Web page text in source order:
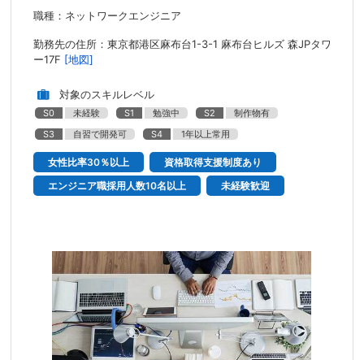
職種：ネットワークエンジニア
勤務先の住所：東京都港区麻布台1-3-1 麻布台ヒルズ 森JPタワ
ー17F [地図]
対象のスキルレベル
S0 未経験 S1 勉強中 S2
制作物有
S3
自習で開発可 S4 1年以上常用
女性比率30％以上
資格取得支援制度あり
エンジニア職採用人数10名以上
未経験歓迎